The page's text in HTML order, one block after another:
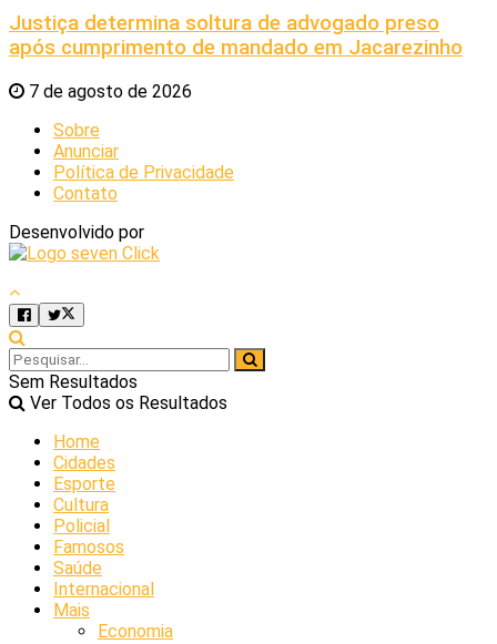
Justiça determina soltura de advogado preso
após cumprimento de mandado em Jacarezinho
7 de agosto de 2026
Sobre
Anunciar
Política de Privacidade
Contato
Desenvolvido por
Sem Resultados
Ver Todos os Resultados
Home
Cidades
Esporte
Cultura
Policial
Famosos
Saúde
Internacional
Mais
Economia